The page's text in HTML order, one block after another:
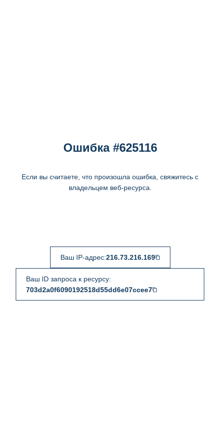
Ошибка #625116
Если вы считаете, что произошла ошибка, свяжитесь с
владельцем веб-ресурса.
Ваш IP-адрес:216.73.216.169
Ваш ID запроса к ресурсу:
703d2a0f6090192518d55dd6e07ccee7